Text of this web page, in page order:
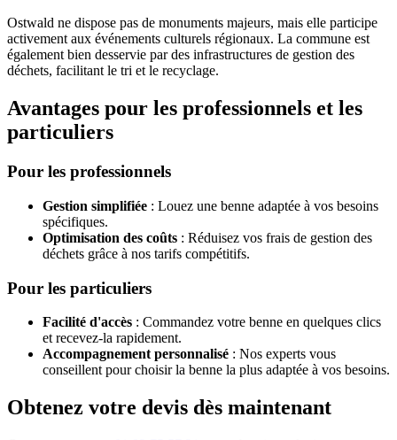
Ostwald ne dispose pas de monuments majeurs, mais elle participe
activement aux événements culturels régionaux. La commune est
également bien desservie par des infrastructures de gestion des
déchets, facilitant le tri et le recyclage.
Avantages pour les professionnels et les
particuliers
Pour les professionnels
Gestion simplifiée : Louez une benne adaptée à vos besoins
spécifiques.
Optimisation des coûts : Réduisez vos frais de gestion des
déchets grâce à nos tarifs compétitifs.
Pour les particuliers
Facilité d'accès : Commandez votre benne en quelques clics
et recevez-la rapidement.
Accompagnement personnalisé : Nos experts vous
conseillent pour choisir la benne la plus adaptée à vos besoins.
Obtenez votre devis dès maintenant